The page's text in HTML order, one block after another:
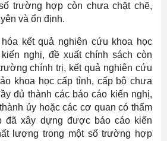
trường hợp còn chưa chặt chẽ,
và ổn định.
kết quả nghiên cứu khoa học
nghị, đề xuất chính sách còn
chính trị, kết quả nghiên cứu
khoa học cấp tỉnh, cấp bộ chưa
đủ thành các báo cáo kiến nghị,
ủy hoặc các cơ quan có thẩm
đã xây dựng được báo cáo kiến
lượng trong một số trường hợp